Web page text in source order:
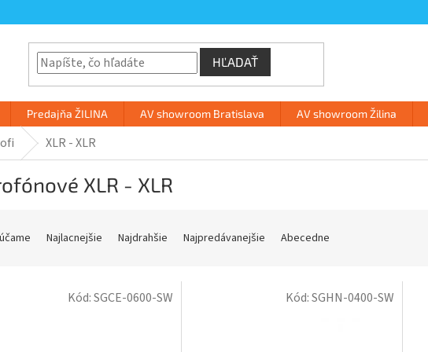
HĽADAŤ
Predajňa ŽILINA AV showroom Bratislava AV showroom Žilina
XLR - XLR
XLR - XLR
Najlacnejšie Najdrahšie Najpredávanejšie Abecedne
Kód:SGCE-0600-SW Kód:SGHN-0400-SW